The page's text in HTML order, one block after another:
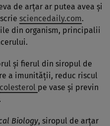
de arţar ar putea avea şi
sciencedaily.com.
din organism, principalii
şi fierul din siropul de
a imunităţii, reduc riscul
colesterol pe vase şi previn
Biology, siropul de arţar